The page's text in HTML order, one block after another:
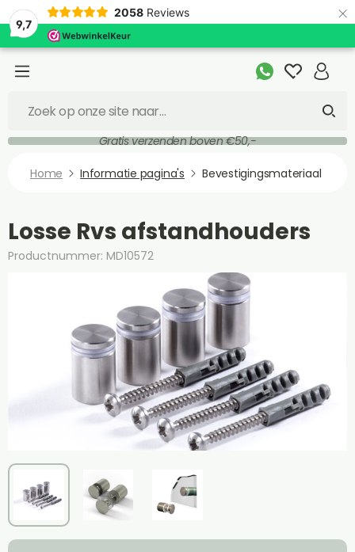
9,7
2058 Reviews ×
Gratis verzenden boven €50,-
Home Informatie pagina's Bevestigingsmateriaal
Losse Rvs afstandhouders
Productnummer: MD10572